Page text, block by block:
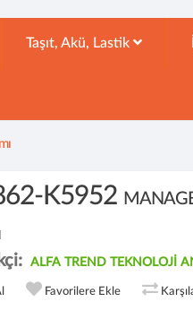
Taşıt, Akü, Lastik
K5952
ALFA TREND TEKNOLOJİ
Favorilere Ekle